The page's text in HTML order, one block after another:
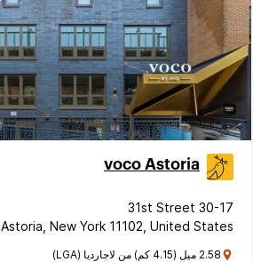
voco Astoria
30-17 31st Street
Astoria, New York 11102, United States
2.58 ميل (4.15 كم) من لاجارديا (LGA)